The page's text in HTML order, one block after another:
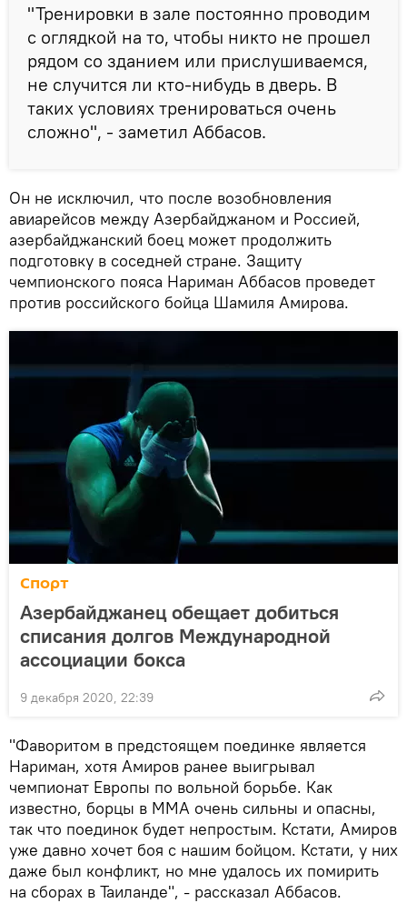
"Тренировки в зале постоянно проводим
с оглядкой на то, чтобы никто не прошел
рядом со зданием или прислушиваемся,
не случится ли кто-нибудь в дверь. В
таких условиях тренироваться очень
сложно", - заметил Аббасов.
Он не исключил, что после возобновления
авиарейсов между Азербайджаном и Россией,
азербайджанский боец может продолжить
подготовку в соседней стране. Защиту
чемпионского пояса Нариман Аббасов проведет
против российского бойца Шамиля Амирова.
Спорт
Азербайджанец обещает добиться
списания долгов Международной
ассоциации бокса
9 декабря 2020, 22:39
"Фаворитом в предстоящем поединке является
Нариман, хотя Амиров ранее выигрывал
чемпионат Европы по вольной борьбе. Как
известно, борцы в ММА очень сильны и опасны,
так что поединок будет непростым. Кстати, Амиров
уже давно хочет боя с нашим бойцом. Кстати, у них
даже был конфликт, но мне удалось их помирить
на сборах в Таиланде", - рассказал Аббасов.